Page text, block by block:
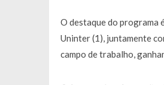
O destaque do programa
Uninter (1), juntamente
campo de trabalho,